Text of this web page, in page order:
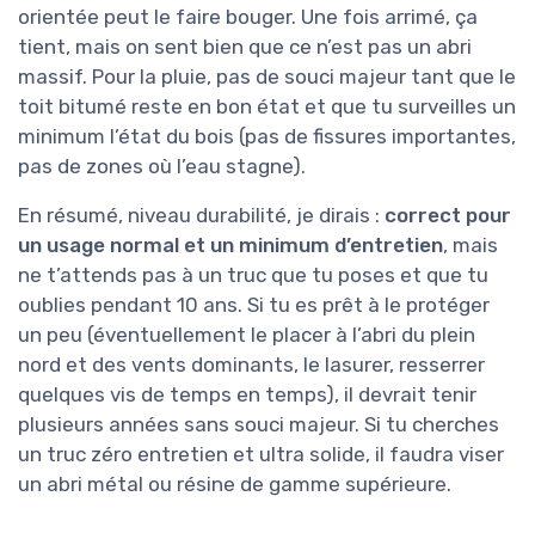
orientée peut le faire bouger. Une fois arrimé, ça
tient, mais on sent bien que ce n’est pas un abri
massif. Pour la pluie, pas de souci majeur tant que le
toit bitumé reste en bon état et que tu surveilles un
minimum l’état du bois (pas de fissures importantes,
pas de zones où l’eau stagne).
En résumé, niveau durabilité, je dirais : correct pour
un usage normal et un minimum d’entretien, mais
ne t’attends pas à un truc que tu poses et que tu
oublies pendant 10 ans. Si tu es prêt à le protéger
un peu (éventuellement le placer à l’abri du plein
nord et des vents dominants, le lasurer, resserrer
quelques vis de temps en temps), il devrait tenir
plusieurs années sans souci majeur. Si tu cherches
un truc zéro entretien et ultra solide, il faudra viser
un abri métal ou résine de gamme supérieure.